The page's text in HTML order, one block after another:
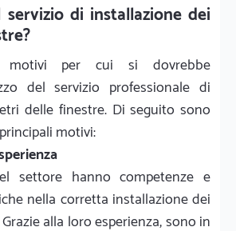
servizio di installazione dei
motivi per cui si dovrebbe
del servizio professionale di
delle finestre. Di seguito sono
motivi:
settore hanno competenze e
nella corretta installazione dei
alla loro esperienza, sono in